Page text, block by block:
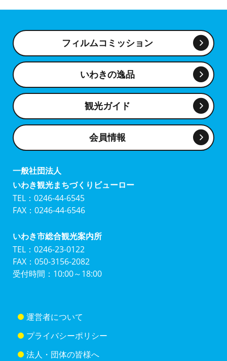
フィルムコミッション
いわきの逸品
観光ガイド
会員情報
一般社団法人
いわき観光まちづくりビューロー
TEL：0246-44-6545
FAX：0246-44-6546
いわき市総合観光案内所
TEL：0246-23-0122
FAX：050-3156-2082
受付時間：10:00～18:00
運営者について
プライバシーポリシー
法人・団体の皆様へ